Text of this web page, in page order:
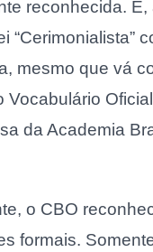
reconhecida. E,
“Cerimonialista”
mesmo que vá
Vocabulário
da Academia
o CBO
formais.